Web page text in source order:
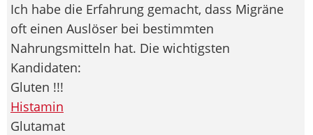
Ich habe die Erfahrung gemacht, dass Migräne
oft einen Auslöser bei bestimmten
Nahrungsmitteln hat. Die wichtigsten
Kandidaten:
Gluten !!!
Histamin
Glutamat